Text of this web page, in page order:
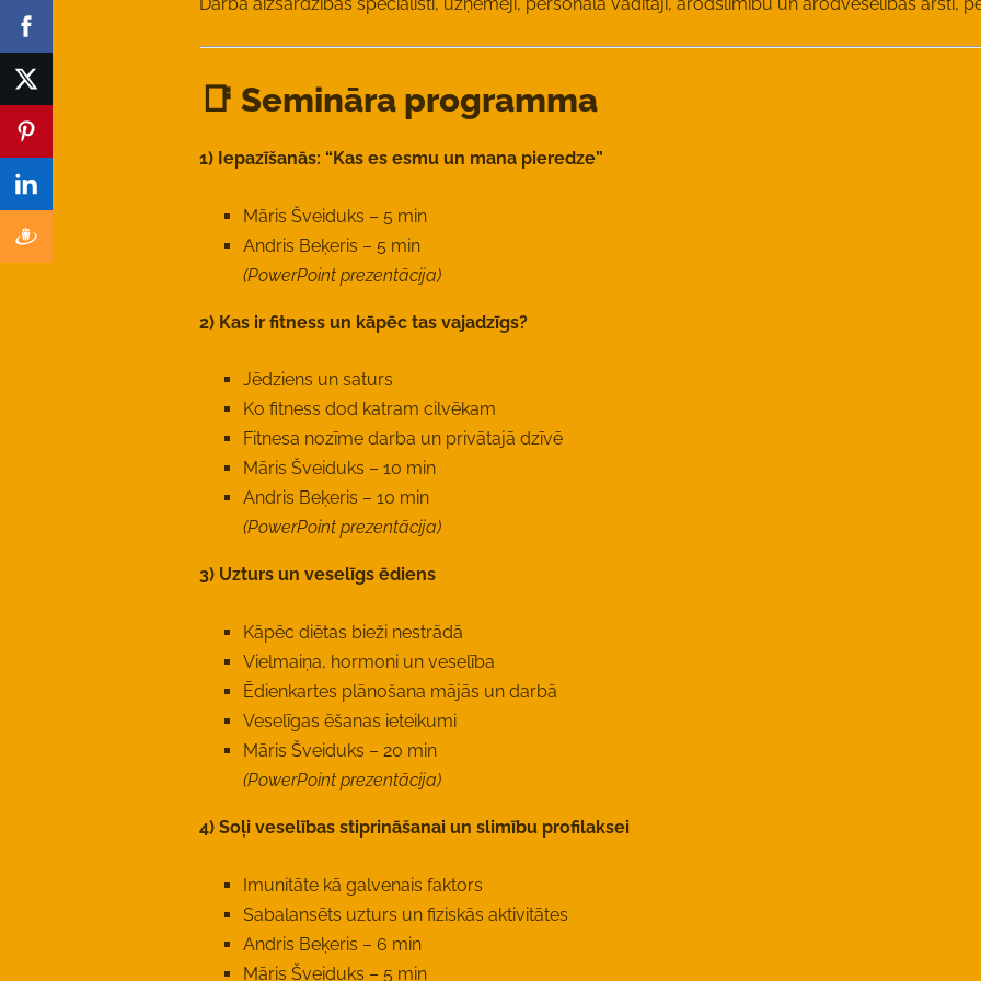
📑 Semināra programma
1) Iepazīšanās: “Kas es esmu un mana pieredze”
Māris Šveiduks – 5 min
Andris Beķeris – 5 min
(PowerPoint prezentācija)
2) Kas ir fitness un kāpēc tas vajadzīgs?
Jēdziens un saturs
Ko fitness dod katram cilvēkam
Fitnesa nozīme darba un privātajā dzīvē
Māris Šveiduks – 10 min
Andris Beķeris – 10 min
(PowerPoint prezentācija)
3) Uzturs un veselīgs ēdiens
Kāpēc diētas bieži nestrādā
Vielmaiņa, hormoni un veselība
Ēdienkartes plānošana mājās un darbā
Veselīgas ēšanas ieteikumi
Māris Šveiduks – 20 min
(PowerPoint prezentācija)
4) Soļi veselības stiprināšanai un slimību profilaksei
Imunitāte kā galvenais faktors
Sabalansēts uzturs un fiziskās aktivitātes
Andris Beķeris – 6 min
Māris Šveiduks – 5 min